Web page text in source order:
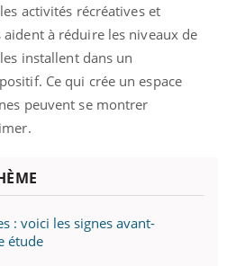
activités récréatives et
à réduire les niveaux de
installent dans un
Ce qui crée un espace
peuvent se montrer
: voici les signes avant-
étude